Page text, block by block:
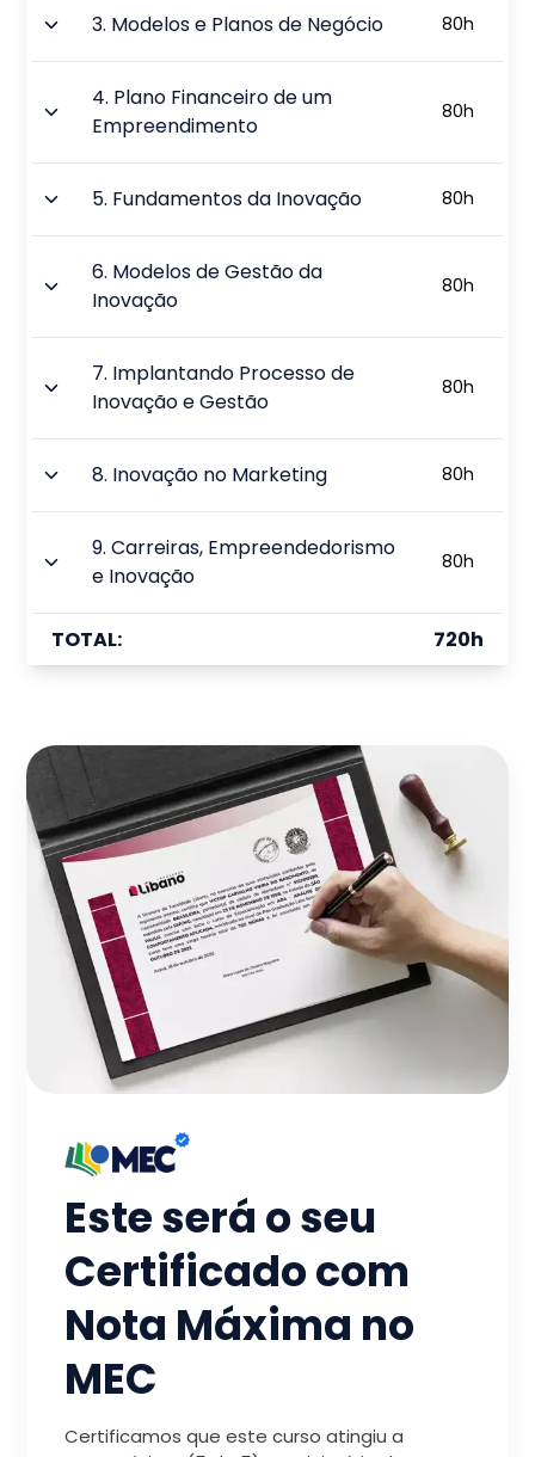
3. Modelos e Planos de Negócio 80h
4. Plano Financeiro de um
Empreendimento
80h
5. Fundamentos da Inovação 80h
6. Modelos de Gestão da
Inovação
80h
7. Implantando Processo de
Inovação e Gestão
80h
8. Inovação no Marketing 80h
9.Carreiras, Empreendedorismo
e Inovação
80h
TOTAL: 720h
Este será o seu
Certificado com
Nota Máxima no
MEC
Certificamos que este curso atingiu a